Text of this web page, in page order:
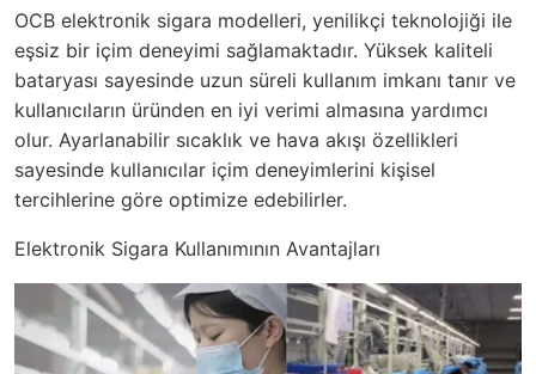
OCB elektronik sigara modelleri, yenilikçi teknolojiği ile
eşsiz bir içim deneyimi sağlamaktadır. Yüksek kaliteli
bataryası sayesinde uzun süreli kullanım imkanı tanır ve
kullanıcıların üründen en iyi verimi almasına yardımcı
olur. Ayarlanabilir sıcaklık ve hava akışı özellikleri
sayesinde kullanıcılar içim deneyimlerini kişisel
tercihlerine göre optimize edebilirler.
Elektronik Sigara Kullanımının Avantajları